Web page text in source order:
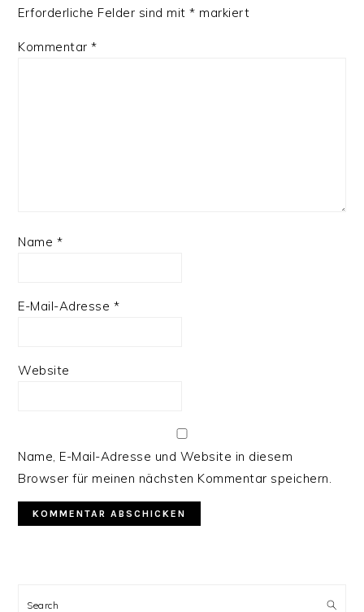
Erforderliche Felder sind mit* markiert
Kommentar*
Name *
E-Mail-Adresse *
Website
Name, E-Mail-Adresse und Website in diesem
Browser für meinen nächsten Kommentar speichern.
SIDEBAR
Search